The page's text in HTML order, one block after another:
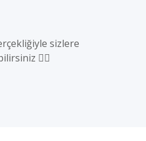
sizlere
👍🏻